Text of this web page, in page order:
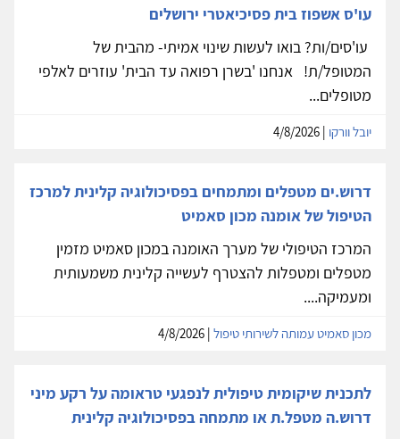
עו'ס אשפוז בית פסיכיאטרי ירושלים
עו'סים/ות? בואו לעשות שינוי אמיתי- מהבית של
המטופל/ת! אנחנו 'בשרן רפואה עד הבית' עוזרים לאלפי
מטופלים...
יובל וורקו
דרוש.ים מטפלים ומתמחים בפסיכולוגיה קלינית למרכז
הטיפול של אומנה מכון סאמיט
המרכז הטיפולי של מערך האומנה במכון סאמיט מזמין
מטפלים ומטפלות להצטרף לעשייה קלינית משמעותית
ומעמיקה....
מכון סאמיט עמותה לשירותי טיפול
לתכנית שיקומית טיפולית לנפגעי טראומה על רקע מיני
דרוש.ה מטפל.ת או מתמחה בפסיכולוגיה קלינית